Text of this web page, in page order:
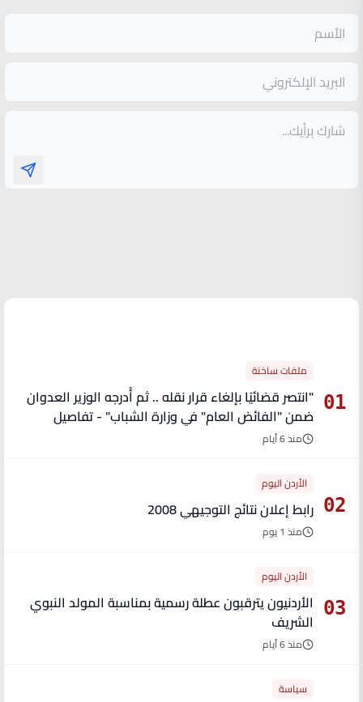
01
ملفات ساخنة
"انتصر قضائيًا بإلغاء قرار نقله .. ثم أُدرجه الوزير العدوان
ضمن "الفائض العام" في وزارة الشباب" - تفاصيل
منذ 6 أيام
02
الأردن اليوم
رابط إعلان نتائج التوجيهي 2008
منذ 1 يوم
03
الأردن اليوم
الأردنيون يترقبون عطلة رسمية بمناسبة المولد النبوي
الشريف
منذ 6 أيام
سياسة